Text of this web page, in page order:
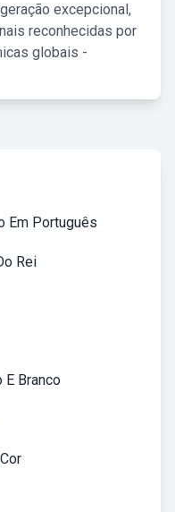
excepcional,
reconhecidas por
globais -
Em Português
Rei
Branco